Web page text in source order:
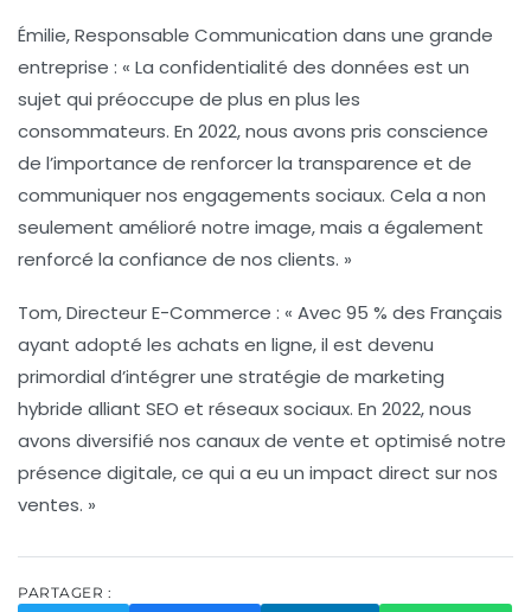
Émilie, Responsable Communication dans une grande
entreprise : « La confidentialité des données est un
sujet qui préoccupe de plus en plus les
consommateurs. En 2022, nous avons pris conscience
de l’importance de renforcer la transparence et de
communiquer nos engagements sociaux. Cela a non
seulement amélioré notre image, mais a également
renforcé la confiance de nos clients. »
Tom, Directeur E-Commerce : « Avec 95 % des Français
ayant adopté les achats en ligne, il est devenu
primordial d’intégrer une stratégie de marketing
hybride alliant SEO et réseaux sociaux. En 2022, nous
avons diversifié nos canaux de vente et optimisé notre
présence digitale, ce qui a eu un impact direct sur nos
ventes. »
PARTAGER :